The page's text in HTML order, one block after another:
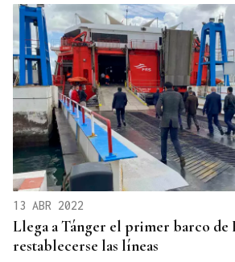
13 ABR 2022
Llega a Tánger el primer barco de
restablecerse las líneas